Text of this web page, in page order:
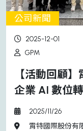
公司新聞
2025-12-01
GPM
【活動回顧
企業 AI 數位
2025/11/26
霄特國際股份有